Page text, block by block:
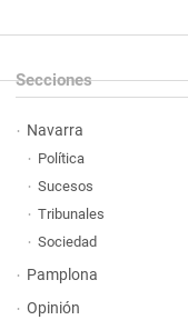
Secciones
Navarra
Política
Sucesos
Tribunales
Sociedad
Pamplona
Opinión